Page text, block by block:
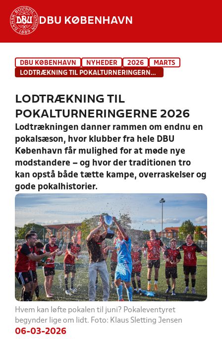
DBU KØBENHAVN
INDHOLD OG NYHEDER
HOLD
DBU KØBENHAVN NYHEDER 2026
MARTS
LODTRÆKNING TIL POKALTURNERINGERNE 2026
LODTRÆKNING TIL
POKALTURNERINGERNE 2026
Lodtrækningen danner rammen om endnu en
pokalsæson, hvor klubber fra hele DBU
København får mulighed for at møde nye
modstandere – og hvor der traditionen tro
kan opstå både tætte kampe, overraskelser og
gode pokalhistorier.
Hvem kan løfte pokalen til juni? Pokaleventyret
begynder lige om lidt. Foto: Klaus Sletting Jensen
06-03-2026